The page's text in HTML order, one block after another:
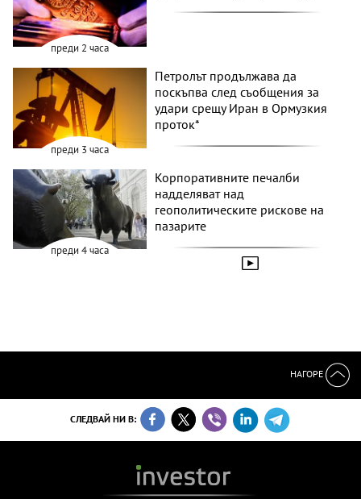
преди 2 часа
преди 3 часа
Петролът продължава да
поскъпва след съобщения за
удари срещу Иран в Ормузкия
проток*
преди 4 часа
Корпоративните печалби
надделяват над
геополитическите рискове на
пазарите
НАГОРЕ
СЛЕДВАЙ НИ В: